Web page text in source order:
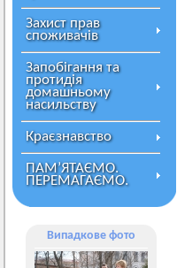
Захист прав
споживачів
Запобігання та
протидія
домашньому
насильству
Краєзнавство
ПАМ’ЯТАЄМО.
ПЕРЕМАГАЄМО.
Випадкове фото